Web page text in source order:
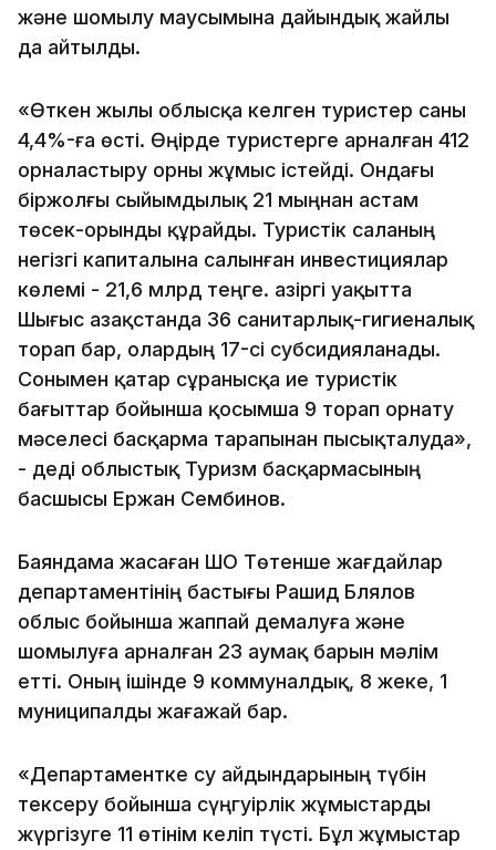
және шомылу маусымына дайындық жайлы
да айтылды.
«Өткен жылы облысқа келген туристер саны
4,4%-ға өсті. Өңірде туристерге арналған 412
орналастыру орны жұмыс істейді. Ондағы
біржолғы сыйымдылық 21 мыңнан астам
төсек-орынды құрайды. Туристік саланың
негізгі капиталына салынған инвестициялар
көлемі - 21,6 млрд теңге. Қазіргі уақытта
Шығыс Қазақстанда 36 санитарлық-гигиеналық
торап бар, олардың 17-сі субсидияланады.
Сонымен қатар сұранысқа ие туристік
бағыттар бойынша қосымша 9 торап орнату
мәселесі басқарма тарапынан пысықталуда»,
- деді облыстық Туризм басқармасының
басшысы Ержан Сембинов.
Баяндама жасаған ШҚО Төтенше жағдайлар
департаментінің бастығы Рашид Блялов
облыс бойынша жаппай демалуға және
шомылуға арналған 23 аумақ барын мәлім
етті. Оның ішінде 9 коммуналдық, 8 жеке, 1
муниципалды жағажай бар.
«Департаментке су айдындарының түбін
тексеру бойынша сүңгуірлік жұмыстарды
жүргізуге 11 өтінім келіп түсті. Бұл жұмыстар